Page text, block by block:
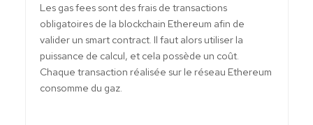
Les gas fees sont des frais de transactions
obligatoires de la blockchain Ethereum afin de
valider un smart contract. Il faut alors utiliser la
puissance de calcul, et cela possède un coût.
Chaque transaction réalisée sur le réseau Ethereum
consomme du gaz.